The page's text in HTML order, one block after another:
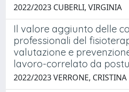
2022/2023 CUBERLI, VIRGINIA
Il valore aggiunto delle
professionali del
valutazione e
lavoro-correlato da
2022/2023 VERRONE, CRISTINA